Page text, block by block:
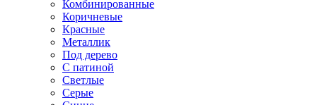
Комбинированные
Коричневые
Красные
Металлик
Под дерево
С патиной
Светлые
Серые